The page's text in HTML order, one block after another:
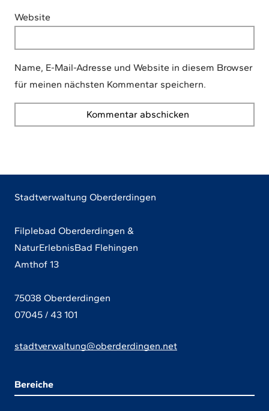
Website
Name, E-Mail-Adresse und Website in diesem Browser
für meinen nächsten Kommentar speichern.
Stadtverwaltung Oberderdingen
Filplebad Oberderdingen &
NaturErlebnisBad Flehingen
Amthof 13
75038 Oberderdingen
07045 / 43 101
stadtverwaltung@oberderdingen.net
Bereiche